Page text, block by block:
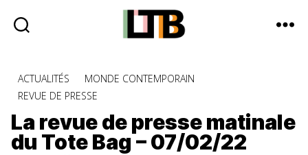
Bag
Média
d'information
quotidienne
Catégories
ACTUALITÉS
MONDE CONTEMPORAIN
REVUE DE PRESSE
La revue de presse matinale
du Tote Bag – 07/02/22